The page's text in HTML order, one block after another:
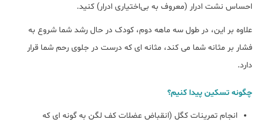
احساس نشت‌ ادرار (معروف به بی‌اختیاری ادرار) کنید.
علاوه بر این، در طول سه ماهه دوم، کودک در حال رشد شما شروع به
فشار بر مثانه شما می کند، مثانه ای که درست در جلوی رحم شما قرار
دارد.
چگونه تسکین پیدا کنیم؟
انجام تمرینات کگل (انقباض عضلات کف لگن به گونه ای که